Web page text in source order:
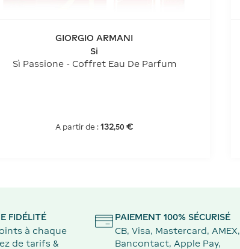
GIORGIO ARMANI
Si
Sì Passione - Coffret Eau De Parfum
A partir de :132,50 €
FIDÉLITÉ
à chaque
de tarifs &
PAIEMENT 100% SÉCURISÉ
CB, Visa, Mastercard, AMEX,
Bancontact, Apple Pay,